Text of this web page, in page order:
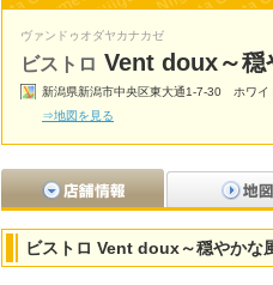
ヴァンドゥオダヤカナカゼ
ビストロ Vent doux～穏
新潟県新潟市中央区東大通1-7-30 ホワイ
⇒地図を見る
ビストロ Vent doux～穏やかな